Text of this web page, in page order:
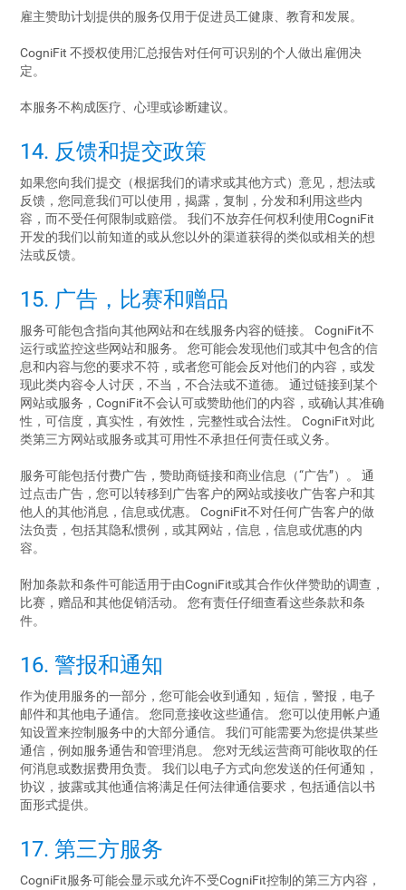
雇主赞助计划提供的服务仅用于促进员工健康、教育和发展。
CogniFit 不授权使用汇总报告对任何可识别的个人做出雇佣决
定。
本服务不构成医疗、心理或诊断建议。
14. 反馈和提交政策
如果您向我们提交（根据我们的请求或其他方式）意见，想法或
反馈，您同意我们可以使用，揭露，复制，分发和利用这些内
容，而不受任何限制或赔偿。 我们不放弃任何权利使用CogniFit
开发的我们以前知道的或从您以外的渠道获得的类似或相关的想
法或反馈。
15. 广告，比赛和赠品
服务可能包含指向其他网站和在线服务内容的链接。 CogniFit不
运行或监控这些网站和服务。 您可能会发现他们或其中包含的信
息和内容与您的要求不符，或者您可能会反对他们的内容，或发
现此类内容令人讨厌，不当，不合法或不道德。 通过链接到某个
网站或服务，CogniFit不会认可或赞助他们的内容，或确认其准确
性，可信度，真实性，有效性，完整性或合法性。 CogniFit对此
类第三方网站或服务或其可用性不承担任何责任或义务。
服务可能包括付费广告，赞助商链接和商业信息（“广告”）。 通
过点击广告，您可以转移到广告客户的网站或接收广告客户和其
他人的其他消息，信息或优惠。 CogniFit不对任何广告客户的做
法负责，包括其隐私惯例，或其网站，信息，信息或优惠的内
容。
附加条款和条件可能适用于由CogniFit或其合作伙伴赞助的调查，
比赛，赠品和其他促销活动。 您有责任仔细查看这些条款和条
件。
16. 警报和通知
作为使用服务的一部分，您可能会收到通知，短信，警报，电子
邮件和其他电子通信。 您同意接收这些通信。 您可以使用帐户通
知设置来控制服务中的大部分通信。 我们可能需要为您提供某些
通信，例如服务通告和管理消息。 您对无线运营商可能收取的任
何消息或数据费用负责。 我们以电子方式向您发送的任何通知，
协议，披露或其他通信将满足任何法律通信要求，包括通信以书
面形式提供。
17. 第三方服务
CogniFit服务可能会显示或允许不受CogniFit控制的第三方内容，